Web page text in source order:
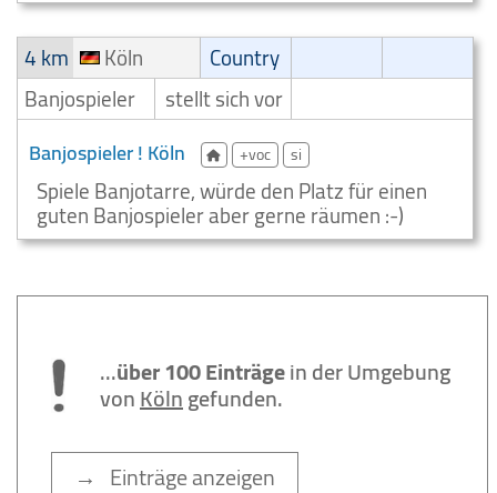
4 km
Köln
Country
Banjospieler
stellt sich vor
Banjospieler ! Köln +voc si
Spiele Banjotarre, würde den Platz für einen
guten Banjospieler aber gerne räumen :-)
...über 100 Einträgein der Umgebung
vonKölngefunden.
→ Einträge anzeigen